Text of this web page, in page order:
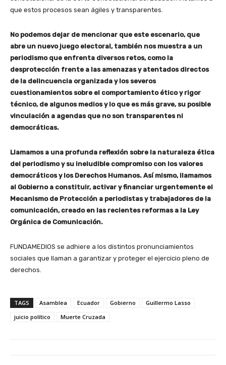
que estos procesos sean ágiles y transparentes.
No podemos dejar de mencionar que este escenario, que
abre un nuevo juego electoral, también nos muestra a un
periodismo que enfrenta diversos retos, como la
desprotección frente a las amenazas y atentados directos
de la delincuencia organizada y los severos
cuestionamientos sobre el comportamiento ético y rigor
técnico, de algunos medios y lo que es más grave, su posible
vinculación a agendas que no son transparentes ni
democráticas.
Llamamos a una profunda reflexión sobre la naturaleza ética
del periodismo y su ineludible compromiso con los valores
democráticos y los Derechos Humanos. Así mismo, llamamos
al Gobierno a constituir, activar y financiar urgentemente el
Mecanismo de Protección a periodistas y trabajadores de la
comunicación, creado en las recientes reformas a la Ley
Orgánica de Comunicación.
FUNDAMEDIOS se adhiere a los distintos pronunciamientos
sociales que llaman a garantizar y proteger el ejercicio pleno de
derechos.
TAGS Asamblea Ecuador Gobierno
Guillermo Lasso
juicio político
Muerte Cruzada